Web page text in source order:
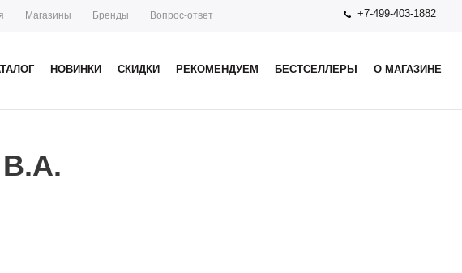
Магазины Бренды Вопрос-ответ +7-499-403-1882
НОВИНКИ СКИДКИ РЕКОМЕНДУЕМ БЕСТСЕЛЛЕРЫ О МАГАЗИНЕ
В.А.